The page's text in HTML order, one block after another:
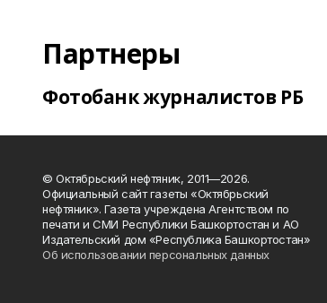
Партнеры
Фотобанк журналистов РБ
© Октябрьский нефтяник, 2011—2026.
Официальный сайт газеты «Октябрьский
нефтяник». Газета учреждена Агентством по
печати и СМИ Республики Башкортостан и АО
Издательский дом «Республика Башкортостан»
Об использовании персональных данных